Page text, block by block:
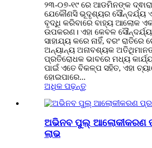
୨୩-୦୭-୧୯ ରେ ଆଡମିନଙ୍କ ଦ୍ଵାରା
ଯେକୌଣସି ଭୂଦୃଶ୍ୟର ସୌନ୍ଦର୍ଯ୍ୟ
ବୃଦ୍ଧି କରିବାରେ ବାହ୍ୟ ଆଲୋକ
ଉପକରଣ। ଏହା କେବଳ
ସାହାଯ୍ୟ କରେ ନାହିଁ, ବରଂ ରାତିରେ
ଅନ୍ୟାନ୍ୟ ଅନାବଶ୍ୟକ
ପ୍ରତିରୋଧକ ଭାବରେ ମଧ୍ୟ କାର୍ଯ୍ୟ
ପାଇଁ ଏତେ ବିକଳ୍ପ ସହିତ, ଏହା
ହୋଇପାରେ...
ଅଧିକ ପଢ଼ନ୍ତୁ
ଅଭିନବ ପୁଲ୍ ଆଲୋକୀକରଣ
ଲାଭ